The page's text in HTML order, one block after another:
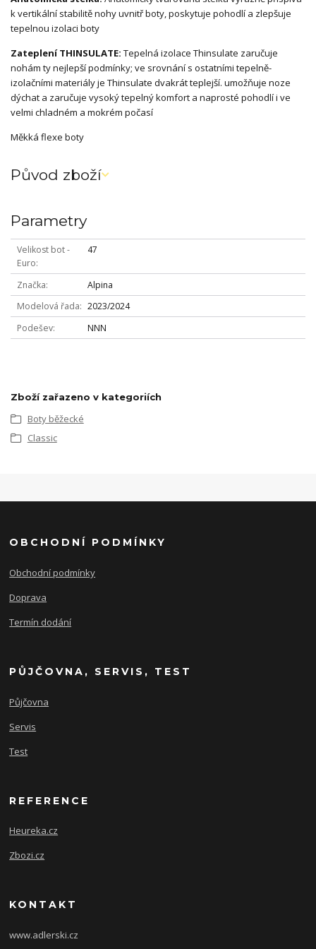
k vertikální stabilitě nohy uvnitř boty, poskytuje pohodlí a zlepšuje
tepelnou izolaci boty
Zateplení THINSULATE: Tepelná izolace Thinsulate zaručuje
nohám ty nejlepší podmínky; ve srovnání s ostatními tepelně-
izolačními materiály je Thinsulate dvakrát teplejší. umožňuje noze
dýchat a zaručuje vysoký tepelný komfort a naprosté pohodlí i ve
velmi chladném a mokrém počasí
Měkká flexe boty
Původ zboží
Parametry
Velikost bot -
Euro
47
Značka
Alpina
Modelová řada
2023/2024
Podešev
NNN
Zboží zařazeno v kategoriích
Boty běžecké
Classic
OBCHODNÍ PODMÍNKY
Obchodní podmínky
Doprava
Termín dodání
PŮJČOVNA, SERVIS, TEST
Půjčovna
Servis
Test
REFERENCE
Heureka.cz
Zbozi.cz
KONTAKT
www.adlerski.cz